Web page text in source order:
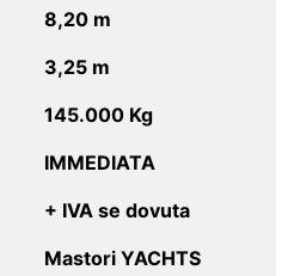
8,20 m
3,25 m
145.000 Kg
IMMEDIATA
+ IVA se dovuta
Mastori YACHTS